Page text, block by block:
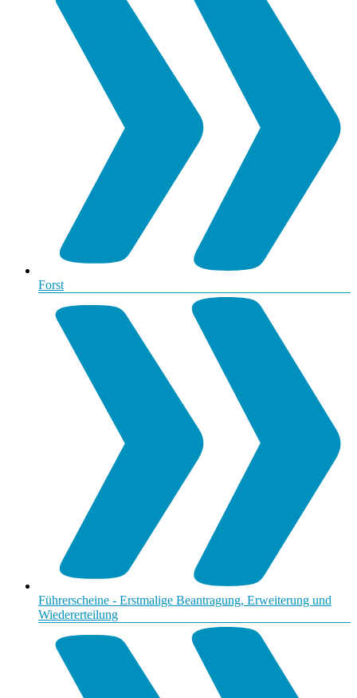
Forst
Führerscheine - Erstmalige Beantragung, Erweiterung und
Wiedererteilung